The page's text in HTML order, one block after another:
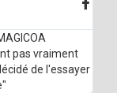
pas vraiment
de l'essayer